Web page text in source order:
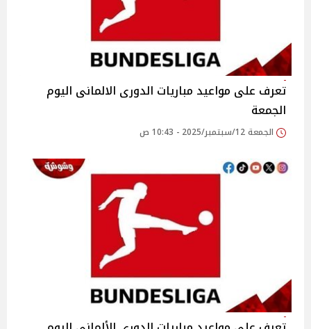
تعرف على مواعيد مباريات الدورى الالمانى اليوم
الجمعة
الجمعة 12/سبتمبر/2025 - 10:43 ص